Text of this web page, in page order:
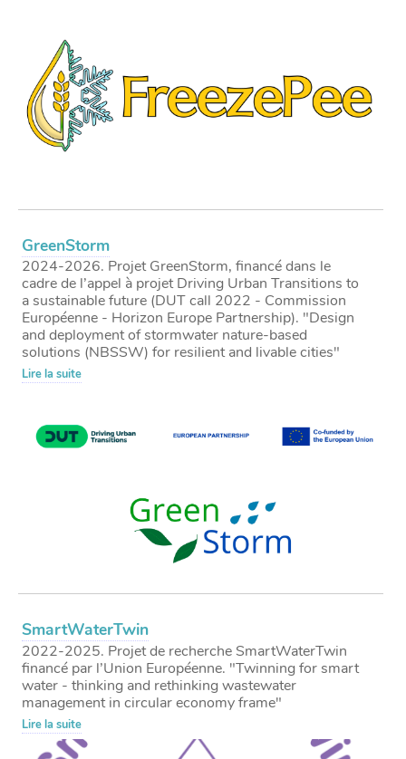
GreenStorm
2024-2026. Projet GreenStorm, financé dans le
cadre de l’appel à projet Driving Urban Transitions to
a sustainable future (DUT call 2022 - Commission
Européenne - Horizon Europe Partnership). "Design
and deployment of stormwater nature-based
solutions (NBSSW) for resilient and livable cities"
Lire la suite
SmartWaterTwin
2022-2025. Projet de recherche SmartWaterTwin
financé par l’Union Européenne. "Twinning for smart
water - thinking and rethinking wastewater
management in circular economy frame"
Lire la suite